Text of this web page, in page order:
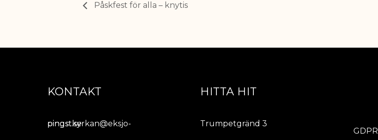
Påskfest för alla – knytis
KONTAKT
pingstkyrkan@eksjo-pingst.se
HITTA HIT
Trumpetgränd 3
GDPR